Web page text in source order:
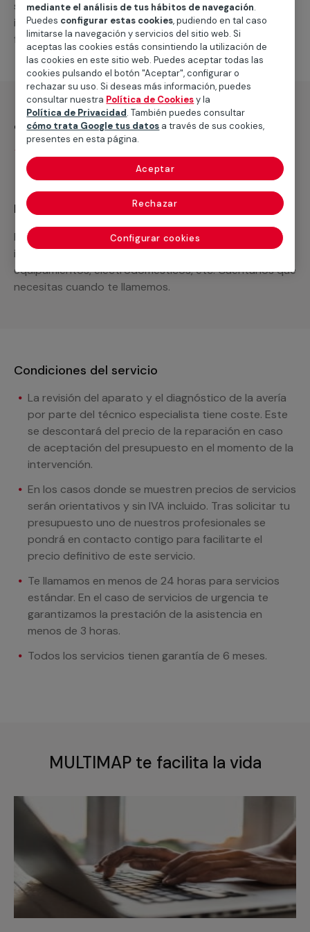
suministro de los materiales necesarios, las
intervenciones a realizar, o la mano de obra que hará
falta para completar tu proyecto.
¿Qué incluye?
Recuerda que en MULTIMAP
Podemos ofrecer cualquier servicio a medida
incluyendo todo lo que necesites: materiales,
equipamientos, electrodomésticos, etc. Cuéntanos que
necesitas cuando te llamemos.
Condiciones del servicio
La revisión del aparato y el diagnóstico de la avería
por parte del técnico especialista tiene coste. Este
se descontará del precio de la reparación en caso
de aceptación del presupuesto en el momento de la
intervención.
En los casos donde se muestren precios de servicios
serán orientativos y sin IVA incluido. Tras solicitar tu
presupuesto uno de nuestros profesionales se
pondrá en contacto contigo para facilitarte el
precio definitivo de este servicio.
Te llamamos en menos de 24 horas para servicios
estándar. En el caso de servicios de urgencia te
garantizamos la prestación de la asistencia en
menos de 3 horas.
Todos los servicios tienen garantía de 6 meses.
MULTIMAP te facilita la vida
mediante el análisis de tus hábitos de navegación.
Puedes configurar estas cookies, pudiendo en tal caso
limitarse la navegación y servicios del sitio web. Si
aceptas las cookies estás consintiendo la utilización de
las cookies en este sitio web. Puedes aceptar todas las
cookies pulsando el botón "Aceptar", configurar o
rechazar su uso. Si deseas más información, puedes
consultar nuestra Política de Cookiesy la
Política de Privacidad. También puedes consultar
cómo trata Google tus datos a través de sus cookies,
presentes en esta página.
Configurar cookies
Rechazar
Aceptar